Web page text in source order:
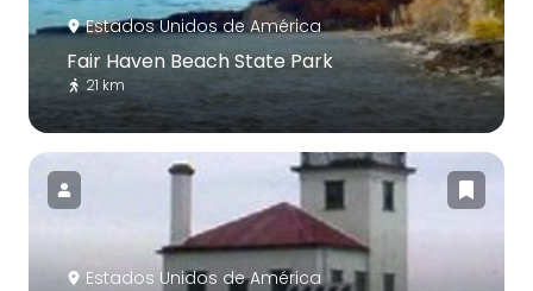
Estados Unidos de América
Fair Haven Beach State Park
21 km
Estados Unidos de América